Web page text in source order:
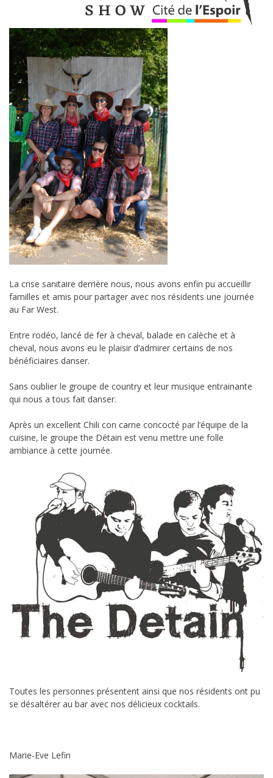
La crise sanitaire derrière nous, nous avons enfin pu accueillir
familles et amis pour partager avec nos résidents une journée
au Far West.
Entre rodéo, lancé de fer à cheval, balade en calèche et à
cheval, nous avons eu le plaisir d’admirer certains de nos
bénéficiaires danser.
Sans oublier le groupe de country et leur musique entrainante
qui nous a tous fait danser.
Après un excellent Chili con carne concocté par l’équipe de la
cuisine, le groupe the Détain est venu mettre une folle
ambiance à cette journée.
Toutes les personnes présentent ainsi que nos résidents ont pu
se désaltérer au bar avec nos délicieux cocktails.
Marie-Eve Lefin